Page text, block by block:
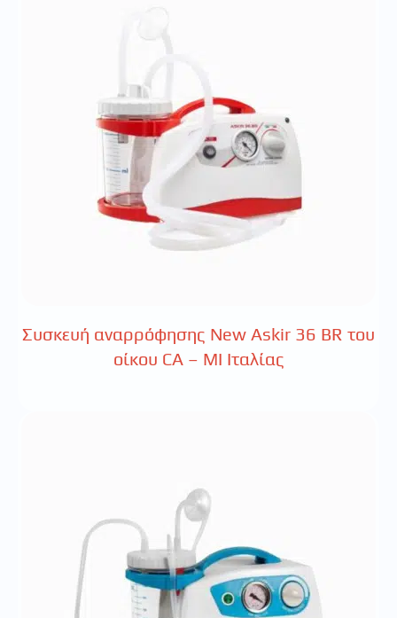
Συσκευή αναρρόφησης New Askir 36 BR του
οίκου CA – MI Ιταλίας